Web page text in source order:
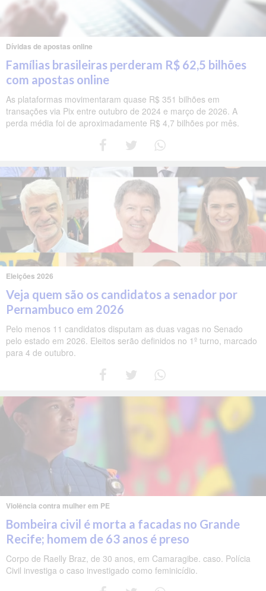
Dívidas de apostas online
Famílias brasileiras perderam R$ 62,5 bilhões
com apostas online
As plataformas movimentaram quase R$ 351 bilhões em
transações via Pix entre outubro de 2024 e março de 2026. A
perda média foi de aproximadamente R$ 4,7 bilhões por mês.
Eleições 2026
Veja quem são os candidatos a senador por
Pernambuco em 2026
Pelo menos 11 candidatos disputam as duas vagas no Senado
pelo estado em 2026. Eleitos serão definidos no 1º turno, marcado
para 4 de outubro.
Violência contra mulher em PE
Bombeira civil é morta a facadas no Grande
Recife; homem de 63 anos é preso
Corpo de Raelly Braz, de 30 anos, em Camaragibe. caso. Polícia
Civil investiga o caso investigado como feminicídio.